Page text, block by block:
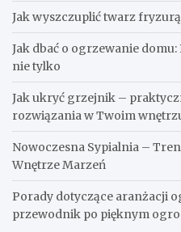
Jak wyszczuplić twarz
Jak dbać o ogrzewanie
nie tylko
Jak ukryć grzejnik –
rozwiązania w Twoim
Nowoczesna Sypialnia –
Wnętrze Marzeń
Porady dotyczące aranżacji
przewodnik po pięknym